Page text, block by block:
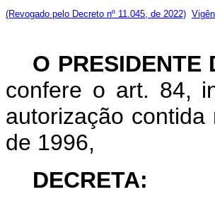
(Revogado pelo Decreto nº 11.045, de 2022)
O PRESIDENTE
confere o art. 84,
autorização
de 1996,
DECRETA: